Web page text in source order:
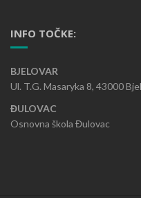
INFO TOČKE:
BJELOVAR
Ul. T.G. Masaryka 8, 43000
ĐULOVAC
Osnovna škola Đulovac